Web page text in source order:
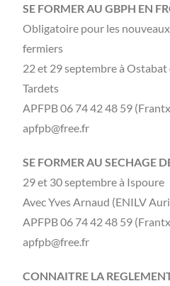
SE FORMER AU GBPH EN
Obligatoire pour les
fermiers
22 et 29 septembre à
Tardets
APFPB 06 74 42 48 59
apfpb@free.fr
SE FORMER AU SECHAGE
29 et 30 septembre à Ispoure
Avec Yves Arnaud (ENILV
APFPB 06 74 42 48 59
apfpb@free.fr
CONNAITRE LA